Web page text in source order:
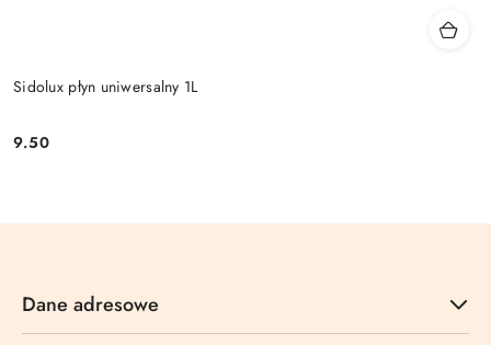
Sidolux płyn uniwersalny 1L
Cena:
9.50
Dane adresowe